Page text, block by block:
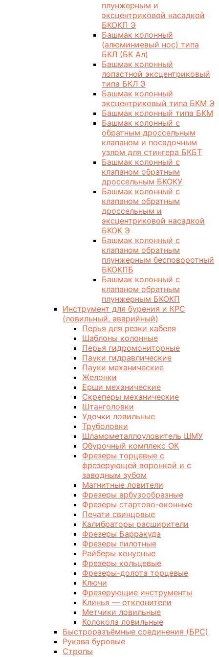
плунжерным и
эксцентриковой насадкой
БКОКП Э
Башмак колонный
(алюминиевый нос) типа
БКЛ (БК Ал)
Башмак колонный
лопастной эксцентриковый
типа БКЛ Э
Башмак колонный
эксцентриковый типа БКМ Э
Башмак колонный типа БКМ
Башмак колонный с
обратным дроссельным
клапаном и посадочным
узлом для стингера БКБТ
Башмак колонный с
клапаном обратным
дроссельным БКОКУ
Башмак колонный с
клапаном обратным
дроссельным и
эксцентриковой насадкой
БКОК Э
Башмак колонный с
клапаном обратным
плунжерным бесповоротный
БКОКПБ
Башмак колонный с
клапаном обратным
плунжерным БКОКП
Инструмент для бурения и КРС
(ловильный, аварийный)
Перья для резки кабеля
Шаблоны колонные
Перья гидромониторные
Пауки гидравлические
Пауки механические
Желонки
Ерши механические
Скреперы механические
Штанголовки
Удочки ловильные
Труболовки
Шламометаллоуловитель ШМУ
Обурочный комплекс ОК
Фрезеры торцевые с
фрезерующей воронкой и с
заводным зубом
Магнитные ловители
Фрезеры арбузообразные
Фрезеры стартово-оконные
Печати свинцовые
Калибраторы расширители
Фрезеры Барракуда
Фрезеры пилотные
Райберы конусные
Фрезеры кольцевые
Фрезеры-долота торцевые
Ключи
Фрезерующие инструменты
Клинья — отклонители
Метчики ловильные
Колокола ловильные
Быстроразъёмные соединения (БРС)
Рукава буровые
Стропы